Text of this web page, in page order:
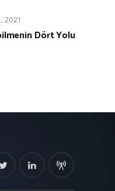
2021
Dört Yolu